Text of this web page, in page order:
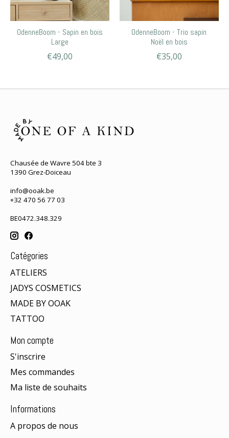
OdenneBoom - Sapin en bois
Large
€49,00
OdenneBoom - Trio sapin
Noël en bois
€35,00
Chausée de Wavre 504 bte 3
1390 Grez-Doiceau
info@ooak.be
+32 470 56 77 03
BE0472.348.329
Catégories
ATELIERS
JADYS COSMETICS
MADE BY OOAK
TATTOO
Mon compte
S'inscrire
Mes commandes
Ma liste de souhaits
Informations
A propos de nous